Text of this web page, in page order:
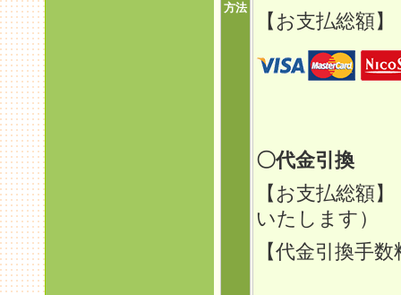
方法
【お支払総額
〇代金引換
【お支払総額
いたします）
【代金引換